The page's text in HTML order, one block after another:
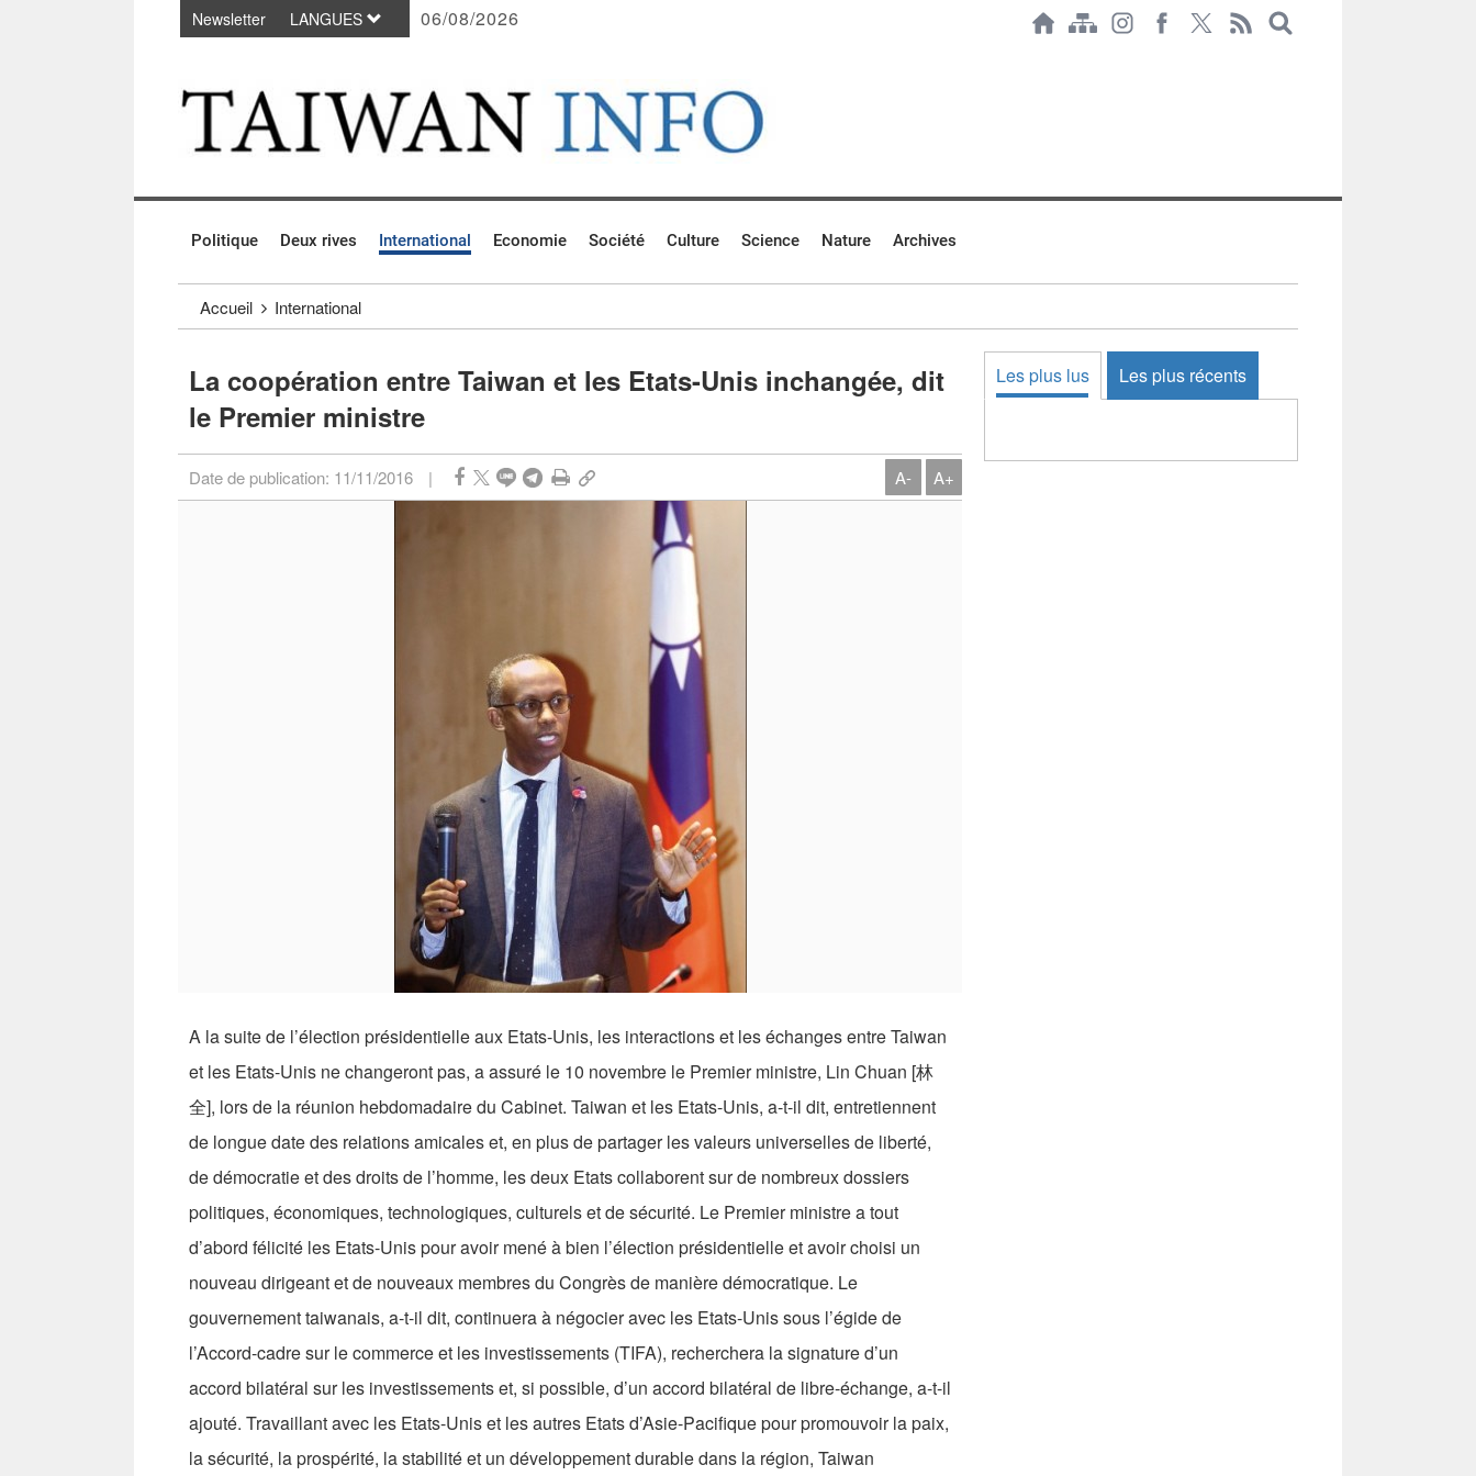
Passer au contenu principal
Newsletter LANGUES 06/08/2026
Politique Deux rives International Economie Société Culture Science Nature Archives
Accueil International
La coopération entre Taiwan et les Etats-Unis inchangée, dit
le Premier ministre
Date de publication: 11/11/2016 | A- A+
A la suite de l’élection présidentielle aux Etats-Unis, les interactions et les échanges entre Taiwan
et les Etats-Unis ne changeront pas, a assuré le 10 novembre le Premier ministre, Lin Chuan [林
全], lors de la réunion hebdomadaire du Cabinet. Taiwan et les Etats-Unis, a-t-il dit, entretiennent
de longue date des relations amicales et, en plus de partager les valeurs universelles de liberté,
de démocratie et des droits de l’homme, les deux Etats collaborent sur de nombreux dossiers
politiques, économiques, technologiques, culturels et de sécurité. Le Premier ministre a tout
d’abord félicité les Etats-Unis pour avoir mené à bien l’élection présidentielle et avoir choisi un
nouveau dirigeant et de nouveaux membres du Congrès de manière démocratique. Le
gouvernement taiwanais, a-t-il dit, continuera à négocier avec les Etats-Unis sous l’égide de
l’Accord-cadre sur le commerce et les investissements (TIFA), recherchera la signature d’un
accord bilatéral sur les investissements et, si possible, d’un accord bilatéral de libre-échange, a-t-il
ajouté. Travaillant avec les Etats-Unis et les autres Etats d’Asie-Pacifique pour promouvoir la paix,
la sécurité, la prospérité, la stabilité et un développement durable dans la région, Taiwan
Les plus lus Les plus récents